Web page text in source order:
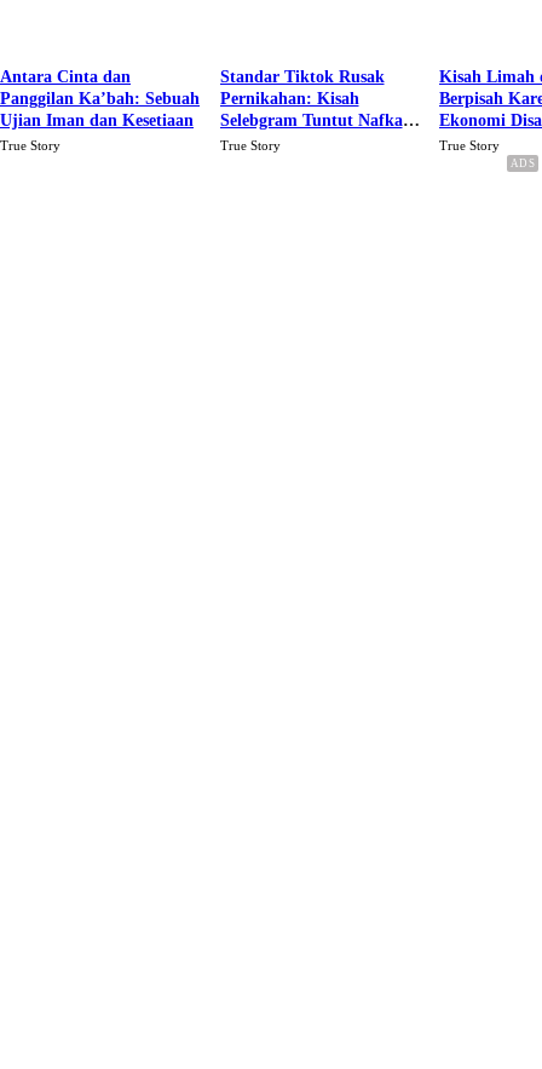
Antara Cinta dan
Panggilan Ka’bah: Sebuah
Ujian Iman dan Kesetiaan
True Story
Standar Tiktok Rusak
Pernikahan: Kisah
Selebgram Tuntut Nafkah
Rp.15 Juta Perbulan
True Story
Kisah Limah
Berpisah
Ekonomi
Karena Cinta
True Story